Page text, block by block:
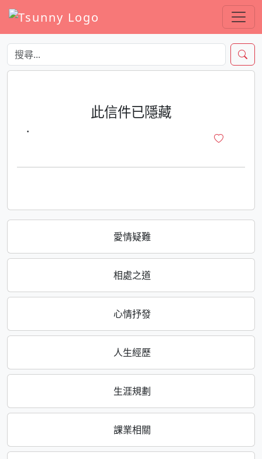
愛情疑難
相處之道
心情抒發
人生經歷
生涯規劃
課業相關
此信件已隱藏
·